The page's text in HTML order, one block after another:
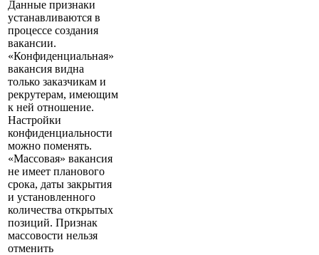
Данные признаки
устанавливаются в
процессе создания
вакансии.
«Конфиденциальная»
вакансия видна
только заказчикам и
рекрутерам, имеющим
к ней отношение.
Настройки
конфиденциальности
можно поменять.
«Массовая» вакансия
не имеет планового
срока, даты закрытия
и установленного
количества открытых
позиций. Признак
массовости нельзя
отменить